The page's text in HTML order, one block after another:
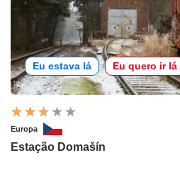
Eu estava lá Eu quero ir lá
Europa
Estação Domašín